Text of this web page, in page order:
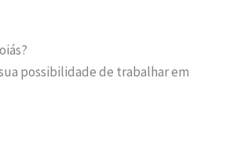
possibilidade de trabalhar em